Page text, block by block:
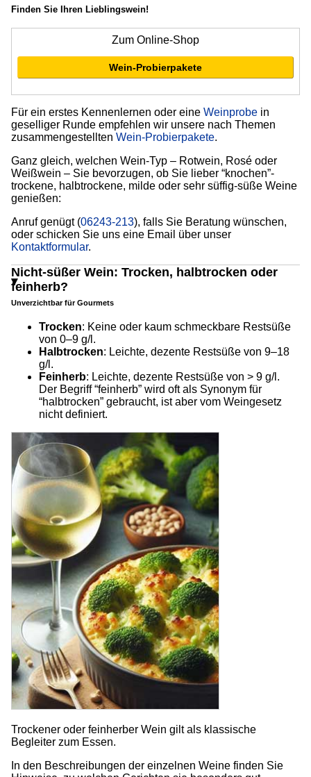
Finden Sie Ihren Lieblingswein!
Zum Online-Shop
Wein-Probierpakete
Für ein erstes Kennenlernen oder eine Weinprobe in
geselliger Runde empfehlen wir unsere nach Themen
zusammengestellten Wein-Probierpakete.
Ganz gleich, welchen Wein-Typ – Rotwein, Rosé oder
Weißwein – Sie bevorzugen, ob Sie lieber “knochen”-
trockene, halbtrockene, milde oder sehr süffig-süße Weine
genießen:
Anruf genügt (06243-213), falls Sie Beratung wünschen,
oder schicken Sie uns eine Email über unser
Kontaktformular.
Nicht-süßer Wein: Trocken, halbtrocken oder
feinherb?
Unverzichtbar für Gourmets
Trocken: Keine oder kaum schmeckbare Restsüße
von 0–9 g/l.
Halbtrocken: Leichte, dezente Restsüße von 9–18
g/l.
Feinherb: Leichte, dezente Restsüße von > 9 g/l.
Der Begriff “feinherb” wird oft als Synonym für
“halbtrocken” gebraucht, ist aber vom Weingesetz
nicht definiert.
Trockener oder feinherber Wein gilt als klassische
Begleiter zum Essen.
In den Beschreibungen der einzelnen Weine finden Sie